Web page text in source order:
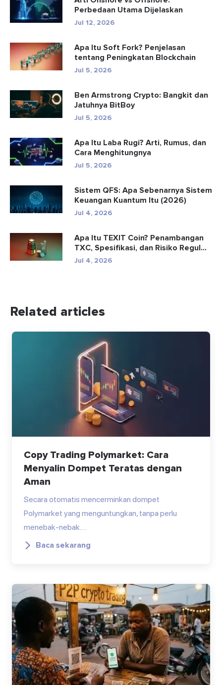
Perbedaan Utama Dijelaskan
Jul 12, 2026
Apa Itu Soft Fork? Penjelasan
tentang Peningkatan Blockchain
Jul 5, 2026
Ben Armstrong Crypto: Bangkit dan
Jatuhnya BitBoy
Jul 5, 2026
Apa Itu Laba Rugi? Arti, Rumus, dan
Cara Menghitungnya
Jul 5, 2026
Sistem QFS: Apa Sebenarnya Sistem
Keuangan Kuantum Itu (2026)
Jul 4, 2026
Apa Itu TEXIT Coin? Penambangan
TXC, Spesifikasi, dan Risiko Regul...
Jul 4, 2026
Related articles
Copy Trading Polymarket: Cara
Menyalin Dompet Teratas dengan
Aman
Secara otomatis mencerminkan dompet
Polymarket yang menguntungkan, tanpa perlu
menebak-nebak.…
Baca sekarang